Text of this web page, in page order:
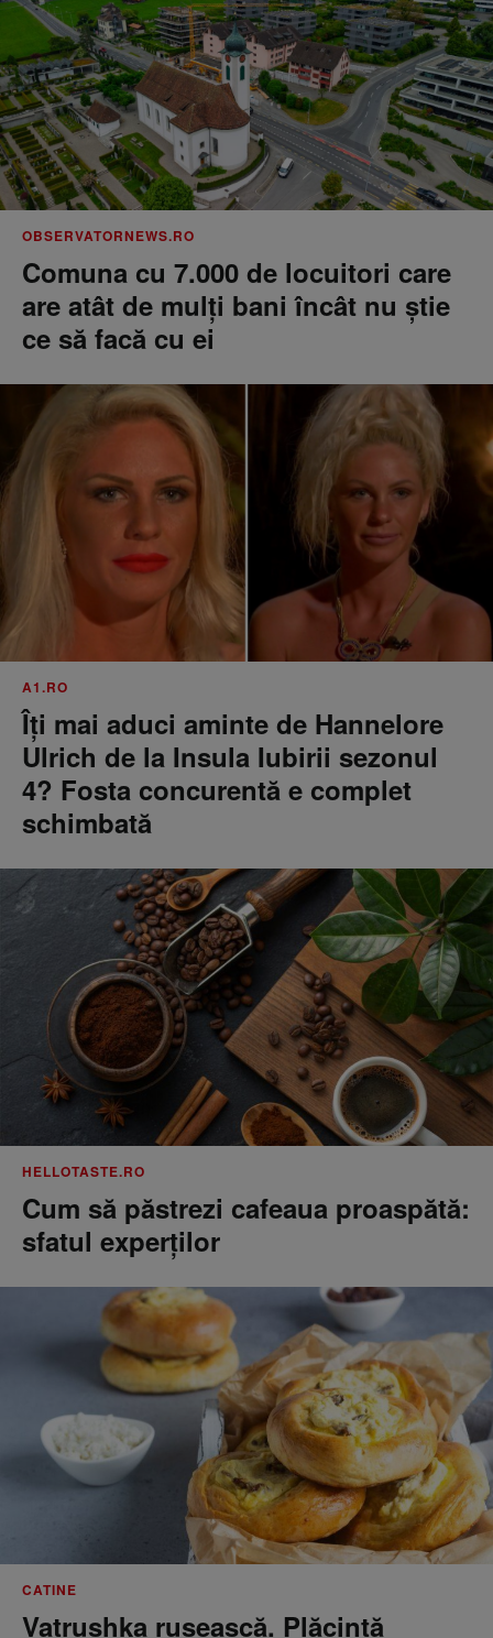
OBSERVATORNEWS.RO
Comuna cu 7.000 de locuitori care
are atât de mulți bani încât nu știe
ce să facă cu ei
A1.RO
Îți mai aduci aminte de Hannelore
Ulrich de la Insula Iubirii sezonul
4? Fosta concurentă e complet
schimbată
HELLOTASTE.RO
Cum să păstrezi cafeaua proaspătă:
sfatul experților
CATINE
Vatrushka rusească. Plăcintă